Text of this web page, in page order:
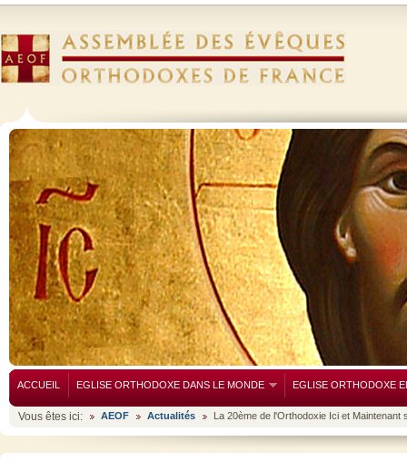
ACCUEIL EGLISE ORTHODOXE DANS LE MONDE EGLISE ORTHODOXE
Vous êtes ici: AEOF Actualités La 20ème de l'Orthodoxie Ici et